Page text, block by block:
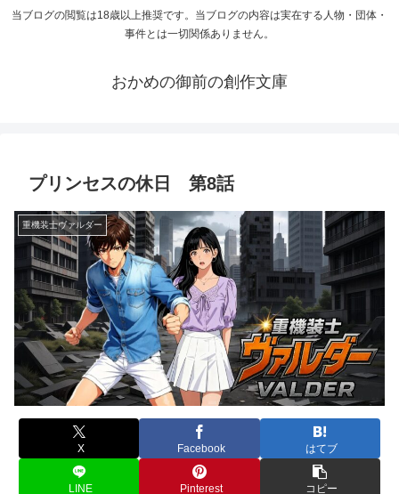
当ブログの閲覧は18歳以上推奨です。当ブログの内容は実在する人物・団体・
事件とは一切関係ありません。
おかめの御前の創作文庫
プリンセスの休日 第8話
重機装士ヴァルダー
X Facebook はてブ
LINE Pinterest コピー